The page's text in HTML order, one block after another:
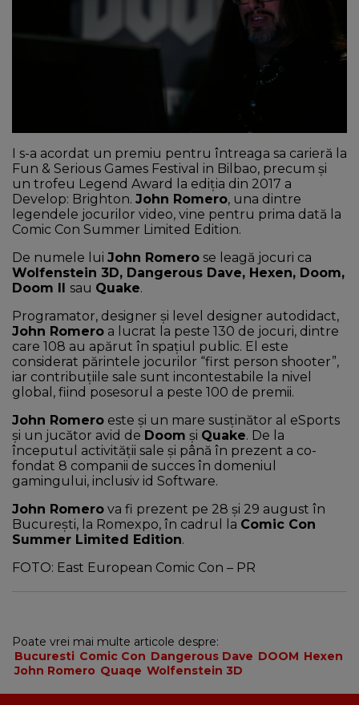
I s-a acordat un premiu pentru întreaga sa carieră la
Fun & Serious Games Festival in Bilbao, precum și
un trofeu Legend Award la ediția din 2017 a
Develop: Brighton. John Romero, una dintre
legendele jocurilor video, vine pentru prima dată la
Comic Con Summer Limited Edition.
De numele lui John Romero se leagă jocuri ca
Wolfenstein 3D, Dangerous Dave, Hexen, Doom,
Doom II sau Quake.
Programator, designer și level designer autodidact,
John Romero a lucrat la peste 130 de jocuri, dintre
care 108 au apărut în spațiul public. El este
considerat părintele jocurilor “first person shooter”,
iar contribuțiile sale sunt incontestabile la nivel
global, fiind posesorul a peste 100 de premii.
John Romero este și un mare susținător al eSports
și un jucător avid de Doom și Quake. De la
începutul activității sale și până în prezent a co-
fondat 8 companii de succes în domeniul
gamingului, inclusiv id Software.
John Romero va fi prezent pe 28 și 29 august în
București, la Romexpo, în cadrul la Comic Con
Summer Limited Edition.
FOTO: East European Comic Con – PR
Poate vrei mai multe articole despre:
Bucuresti Comic Con Dangerous Dave DOOM Hexen
John Romero Quaqe Wolfenstein 3D